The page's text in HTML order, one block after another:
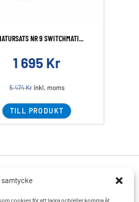
samtycke
cookies för att lagra och/eller komma åt
NR 9 SWITCHMATI...
1 695 Kr
5 474Krinkl. moms
TILL PRODUKT